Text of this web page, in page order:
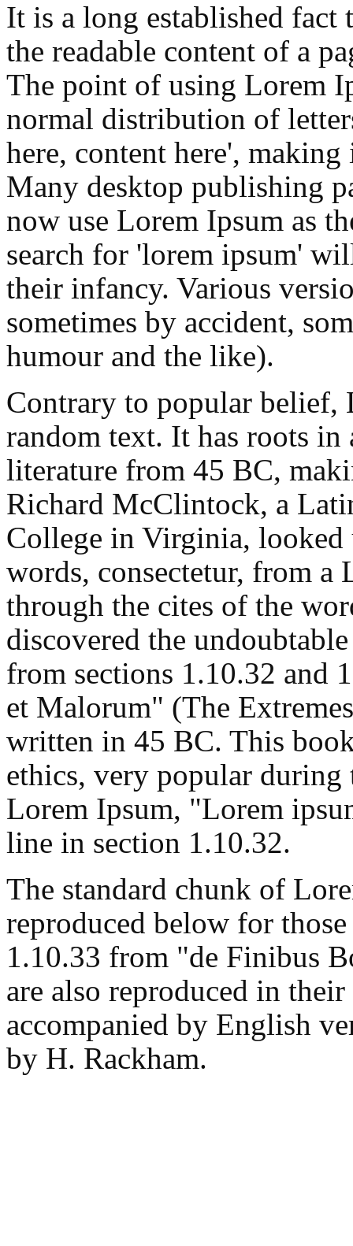
It is a long established fact
the readable content of a
The point of using Lorem
normal distribution of
here, content here',
Many desktop publishing
now use Lorem Ipsum as
search for 'lorem ipsum'
their infancy. Various
sometimes by accident,
humour and the like).
Contrary to popular
random text. It has roots
literature from 45 BC,
Richard McClintock, a
College in Virginia, looked
words, consectetur, from a
through the cites of the
discovered the
from sections 1.10.32 and
et Malorum" (The
written in 45 BC. This
ethics, very popular during
Lorem Ipsum, "Lorem
line in section 1.10.32.
The standard chunk of
reproduced below for
1.10.33 from "de Finibus
are also reproduced in
accompanied by English
by H. Rackham.